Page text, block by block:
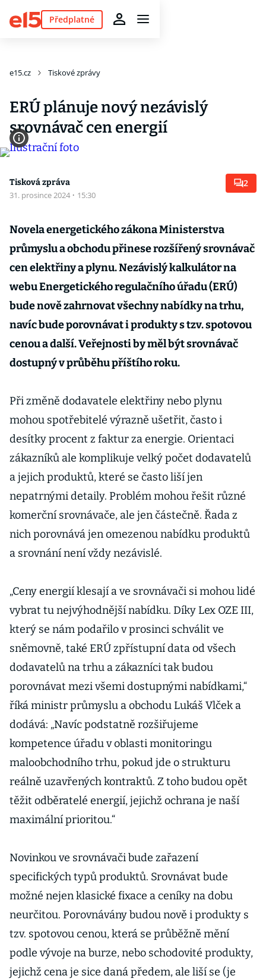
Předplatné
e15.cz Tiskové zprávy
ERÚ plánuje nový nezávislý
srovnávač cen energií
Tisková zpráva
31. prosince 2024 · 15:30
2
Novela energetického zákona Ministerstva
průmyslu a obchodu přinese rozšířený srovnávač
cen elektřiny a plynu. Nezávislý kalkulátor na
webu Energetického regulačního úřadu (ERÚ)
bude nově zahrnovat všechny nabídky na trhu,
navíc bude porovnávat i produkty s tzv. spotovou
cenou a další. Veřejnosti by měl být srovnávač
dostupný v průběhu příštího roku.
Při změně dodavatele elektřiny nebo plynu
mohou spotřebitelé výrazně ušetřit, často i
desítky procent z faktur za energie. Orientaci
zákazníků ale komplikuje velký počet dodavatelů
a jejich produktů, které se často liší jen
nepatrnými detaily. Problém mohou řešit různé
komerční srovnávače, ale jen částečně. Řada z
nich porovnává jen omezenou nabídku produktů
a srovnání není vždy nezávislé.
„Ceny energií klesají a ve srovnávači si mohou lidé
vybrat tu nejvýhodnější nabídku. Díky Lex OZE III,
který se nám podařilo v prosinci schválit ve
sněmovně, také ERÚ zpřístupní data od všech
dodavatelů na trhu a zákazníci tak budou
porovnávat mezi všemi dostupnými nabídkami,“
říká ministr průmyslu a obchodu Lukáš Vlček a
dodává: „Navíc podstatně rozšiřujeme
kompetence úřadu v oblasti monitoringu
maloobchodního trhu, pokud jde o strukturu
reálně uzavřených kontraktů. Z toho budou opět
těžit odběratelé energií, jejichž ochrana je naší
maximální prioritou.“
Novinkou ve srovnávači bude zařazení
specifických typů produktů. Srovnávat bude
možné nejen klasické fixace a ceníky na dobu
neurčitou. Porovnávány budou nově i produkty s
tzv. spotovou cenou, která se průběžně mění
podle vývoje na burze, nebo schodovité produkty,
jejichž cena je sice daná předem, ale liší se (je